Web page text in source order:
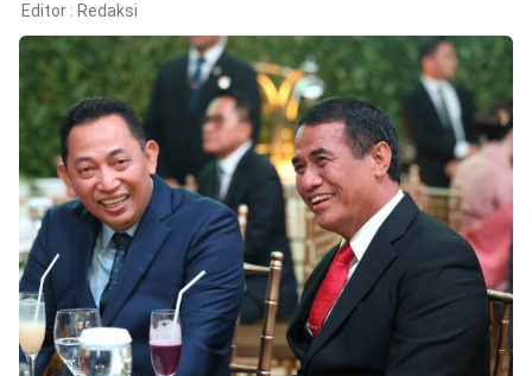
©
Copyright
2026
lensasulsel.com
.
All
Right
Reserved
Editor : Redaksi